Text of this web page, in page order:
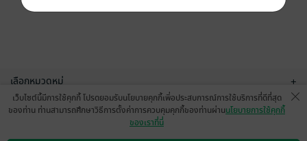
เลือกหมวดหมู่ +
บริการช่วยเหลือ
เว็บไซต์นี้มีการใช้คุกกี้ โปรดยอมรับนโยบายคุกกี้เพื่อประสบการณ์การใช้บริการที่ดีที่สุด
ของท่าน ท่านสามารถศึกษาวิธีการตั้งค่าการควบคุมคุกกี้ของท่านผ่านนโยบายการใช้คุกกี้
ของเราที่นี่